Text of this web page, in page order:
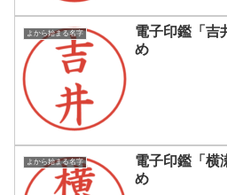
よから始まる名字
電子印鑑「吉
め
よから始まる名字
電子印鑑「横
め